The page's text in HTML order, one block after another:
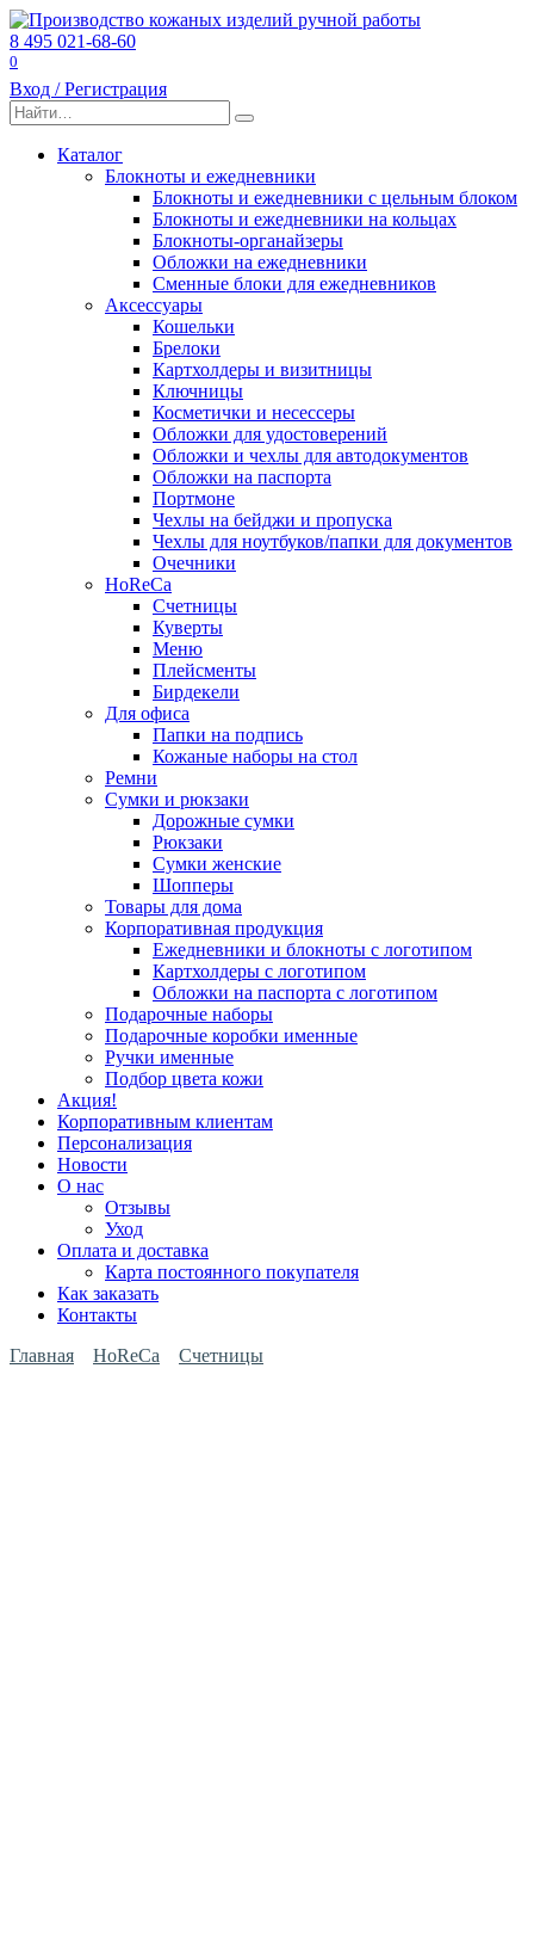
Перейти
к
содержанию
8 495 021-68-60
0
Вход / Регистрация
Search
for:
Каталог
Блокноты и ежедневники
Блокноты и ежедневники с цельным блоком
Блокноты и ежедневники на кольцах
Блокноты-органайзеры
Обложки на ежедневники
Сменные блоки для ежедневников
Аксессуары
Кошельки
Брелоки
Картхолдеры и визитницы
Ключницы
Косметички и несессеры
Обложки для удостоверений
Обложки и чехлы для автодокументов
Обложки на паспорта
Портмоне
Чехлы на бейджи и пропуска
Чехлы для ноутбуков/папки для документов
Очечники
HoReCa
Счетницы
Куверты
Меню
Плейсменты
Бирдекели
Для офиса
Папки на подпись
Кожаные наборы на стол
Ремни
Сумки и рюкзаки
Дорожные сумки
Рюкзаки
Сумки женские
Шопперы
Товары для дома
Корпоративная продукция
Ежедневники и блокноты с логотипом
Картхолдеры с логотипом
Обложки на паспорта с логотипом
Подарочные наборы
Подарочные коробки именные
Ручки именные
Подбор цвета кожи
Акция!
Корпоративным клиентам
Персонализация
Новости
О нас
Отзывы
Уход
Оплата и доставка
Карта постоянного покупателя
Как заказать
Контакты
Главная
HoReCa Счетницы